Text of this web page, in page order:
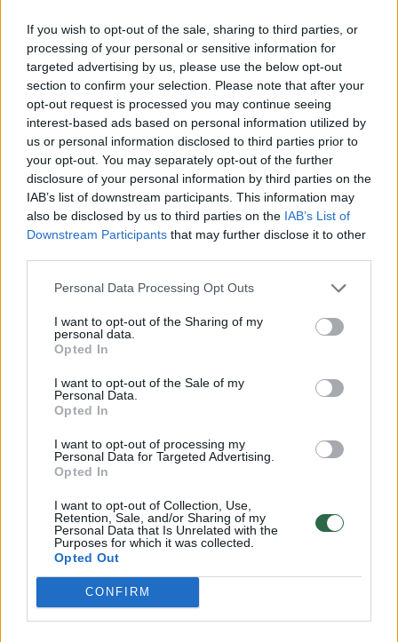
If you wish to opt-out of the sale, sharing to third parties, or
processing of your personal or sensitive information for
targeted advertising by us, please use the below opt-out
section to confirm your selection. Please note that after your
opt-out request is processed you may continue seeing
interest-based ads based on personal information utilized by
us or personal information disclosed to third parties prior to
your opt-out. You may separately opt-out of the further
disclosure of your personal information by third parties on the
IAB’s list of downstream participants. This information may
also be disclosed by us to third parties on the IAB’s List of
Downstream Participants that may further disclose it to other
Personal Data Processing Opt Outs
I want to opt-out of the Sharing of my
personal data.
Opted In
I want to opt-out of the Sale of my
Personal Data.
Opted In
I want to opt-out of processing my
Personal Data for Targeted Advertising.
Opted In
I want to opt-out of Collection, Use,
Retention, Sale, and/or Sharing of my
Personal Data that Is Unrelated with the
Purposes for which it was collected.
Opted Out
CONFIRM
Komentuoti po šiuo straipsniu
Komentuoti gali tik Lrytas registruoti vartotojai.
Prisijunkite prie registruotų vartotojų
bendruomenės ir bendraukite komentaruose!
Rodyti komentarus
Prisijungti komentatoriams
Žmonės Veidai ir vardai